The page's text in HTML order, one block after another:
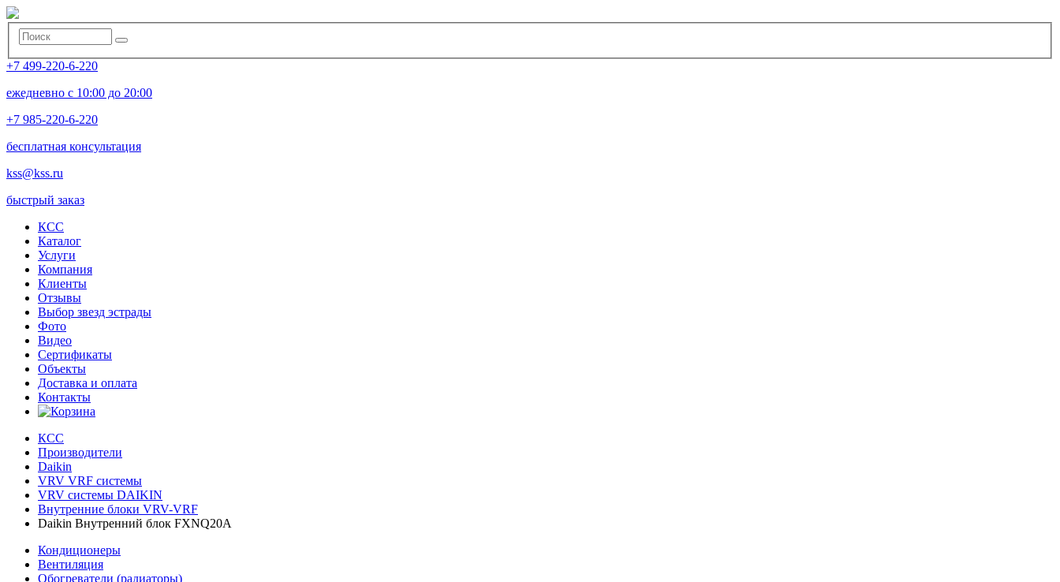
+7 499-220-6-220
ежедневно с 10:00 до 20:00
+7 985-220-6-220
бесплатная консультация
kss@kss.ru
быстрый заказ
КСС
Каталог
Услуги
Компания
Клиенты
Oтзывы
Выбор звезд эстрады
Фото
Видео
Сертификаты
Объекты
Доставка и оплата
Контакты
КСС
Производители
Daikin
VRV VRF системы
VRV системы DAIKIN
Внутренние блоки VRV-VRF
Daikin Внутренний блок FXNQ20A
Кондиционеры
Вентиляция
Обогреватели (радиаторы)